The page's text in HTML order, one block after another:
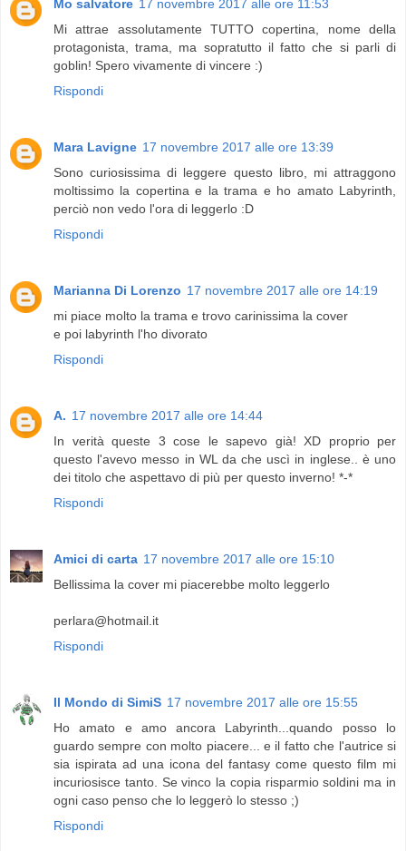
Mo salvatore 17 novembre 2017 alle ore 11:53
Mi attrae assolutamente TUTTO copertina, nome della
protagonista, trama, ma sopratutto il fatto che si parli di
goblin! Spero vivamente di vincere :)
Rispondi
Mara Lavigne 17 novembre 2017 alle ore 13:39
Sono curiosissima di leggere questo libro, mi attraggono
moltissimo la copertina e la trama e ho amato Labyrinth,
perciò non vedo l'ora di leggerlo :D
Rispondi
Marianna Di Lorenzo 17 novembre 2017 alle ore 14:19
mi piace molto la trama e trovo carinissima la cover
e poi labyrinth l'ho divorato
Rispondi
A. 17 novembre 2017 alle ore 14:44
In verità queste 3 cose le sapevo già! XD proprio per
questo l'avevo messo in WL da che uscì in inglese.. è uno
dei titolo che aspettavo di più per questo inverno! *-*
Rispondi
Amici di carta 17 novembre 2017 alle ore 15:10
Bellissima la cover mi piacerebbe molto leggerlo
perlara@hotmail.it
Rispondi
Il Mondo di SimiS 17 novembre 2017 alle ore 15:55
Ho amato e amo ancora Labyrinth...quando posso lo
guardo sempre con molto piacere... e il fatto che l'autrice si
sia ispirata ad una icona del fantasy come questo film mi
incuriosisce tanto. Se vinco la copia risparmio soldini ma in
ogni caso penso che lo leggerò lo stesso ;)
Rispondi